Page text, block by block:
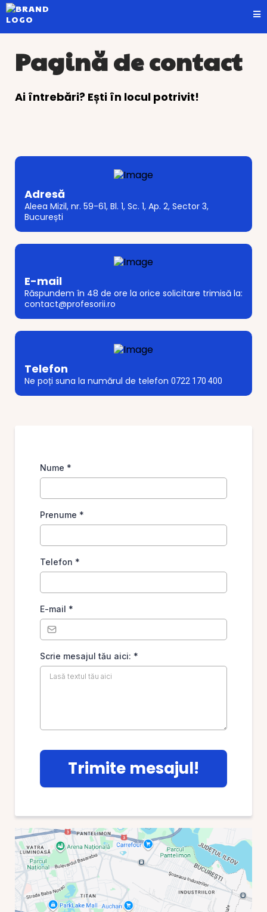
Pagină de contact
Ai întrebări? Ești în locul potrivit!
Adresă
Aleea Mizil, nr. 59-61, Bl. 1, Sc. 1, Ap. 2, Sector 3,
București
E-mail
Răspundem în 48 de ore la orice solicitare trimisă la:
contact@profesorii.ro
Telefon
Ne poți suna la numărul de telefon 0722 170 400
Nume *
Prenume *
Telefon *
E-mail *
Scrie mesajul tău aici: *
Trimite mesajul!